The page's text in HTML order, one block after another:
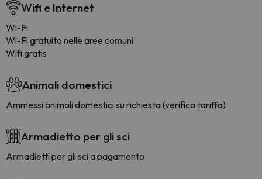
Wifi e Internet
Wi-Fi
Wi-Fi gratuito nelle aree comuni
Wifi gratis
Animali domestici
Ammessi animali domestici su richiesta (verifica tariffa)
Armadietto per gli sci
Armadietti per gli sci a pagamento